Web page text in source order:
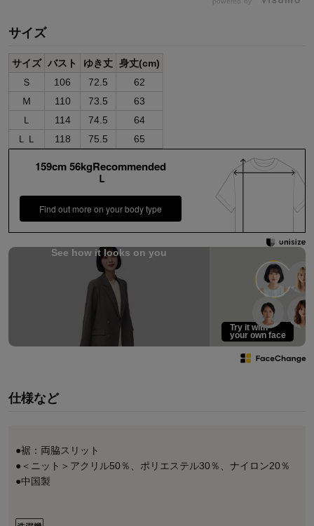
サイズ
サイズ バスト ゆき丈 身丈(cm)
Ｓ
106 72.5
62
Ｍ
110 73.5
63
Ｌ
114 74.5
64
ＬＬ
118 75.5 65
159cm 56kgRecommended
Ｌ
Find out more on your body type
See how it looks on you
Try it with
your own face
仕様など
●裾：両脇スリット
●＜ニット＞アクリル50％、ポリエステル30％、ナイロン20％
●中国製